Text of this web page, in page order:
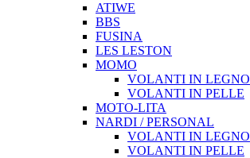
ATIWE
BBS
FUSINA
LES LESTON
MOMO
VOLANTI IN LEGNO
VOLANTI IN PELLE
MOTO-LITA
NARDI / PERSONAL
VOLANTI IN LEGNO
VOLANTI IN PELLE